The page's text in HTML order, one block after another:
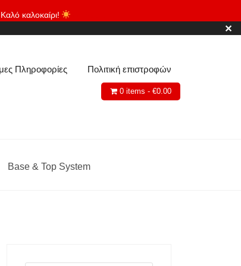
καλοκαίρι!
✕
Πληροφορίες Πολιτική επιστροφών
0 items - €0.00
Base & Top System